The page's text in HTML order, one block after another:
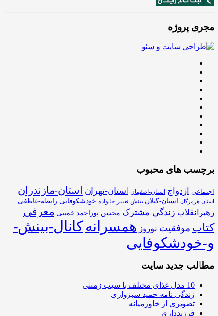
مجری پروژه
برچسب های محبوب
اجتماعی ازدواج استان-اصفهان استان-تهران استان-مازندران
استان-هرمزگان استان-گیلان بینش تغییر خانواده خودشکوفایی رابطه-عاطفی
رهبرانقلاب زندگی مشترک محسن پوراحمد خمینی معرفی
کتاب موفقیت نوروز همسرانهکانال-بینش-
و-خودشکوفایی
مطالب جدید سایت
10 مدل غذای مختلف با سیب زمینی
زندگی نامه حمید سبزواری
تصویری از خاورمیانه
فرزندداری